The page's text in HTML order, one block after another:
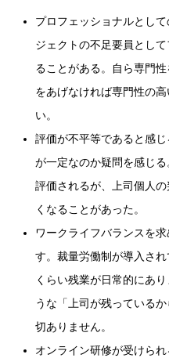
プロフェッショナルとし
ジェクトの不足要員とし
ることがある。自ら専門
をあげなければ専門性の
い。
評価が不平等であると感
が一定なのか疑問を感じ
評価されるが、上司個人
くなることがあった。
ワークライフバランスを
す。裁量労働制が導入さ
くらい残業が日常的にあ
うな「上司が残っている
切ありません。
オンライン研修が受けら